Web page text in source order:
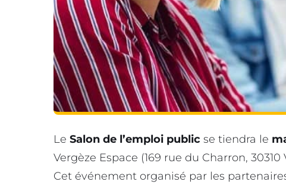
Le Salon de l’emploi public se tiendra le
Vergèze Espace (169 rue du Charron, 30310
Cet événement organisé par les